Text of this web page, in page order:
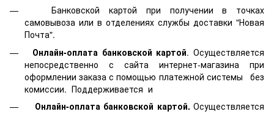
Банковской картой при получении в точках
самовывоза или в отделениях службы доставки "Новая
Почта".
Онлайн-оплата банковской картой. Осуществляется
непосредственно с сайта интернет-магазина при
оформлении заказа с помощью платежной системы
без
комиссии. Поддерживается и
Онлайн-оплата банковской картой. Осуществляется